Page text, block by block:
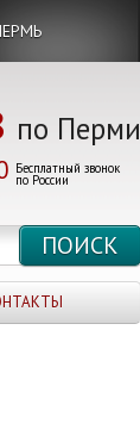
по Перми
Бесплатный звонок
по России